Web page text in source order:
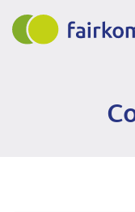
Direkt
zum